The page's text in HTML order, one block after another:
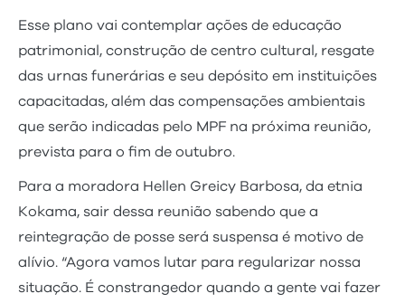
Esse plano vai contemplar ações de educação
patrimonial, construção de centro cultural, resgate
das urnas funerárias e seu depósito em instituições
capacitadas, além das compensações ambientais
que serão indicadas pelo MPF na próxima reunião,
prevista para o fim de outubro.
Para a moradora Hellen Greicy Barbosa, da etnia
Kokama, sair dessa reunião sabendo que a
reintegração de posse será suspensa é motivo de
alívio. “Agora vamos lutar para regularizar nossa
situação. É constrangedor quando a gente vai fazer